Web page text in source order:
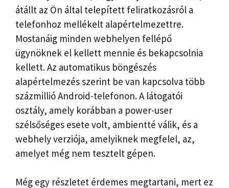
átállt az Ön által telepített feliratkozásról a
telefonhoz mellékelt alapértelmezettre.
Mostanáig minden webhelyen fellépő
ügynöknek el kellett mennie és bekapcsolnia
kellett. Az automatikus böngészés
alapértelmezés szerint be van kapcsolva több
százmillió Android-telefonon. A látogatói
osztály, amely korábban a power-user
szélsőséges esete volt, ambientté válik, és a
webhely verziója, amelyiknek megfelel, az,
amelyet még nem tesztelt gépen.
Még egy részletet érdemes megtartani, mert ez